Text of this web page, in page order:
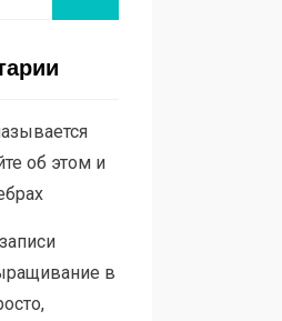
об этом и
в